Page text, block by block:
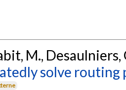
M., Desaulniers,
solve routing